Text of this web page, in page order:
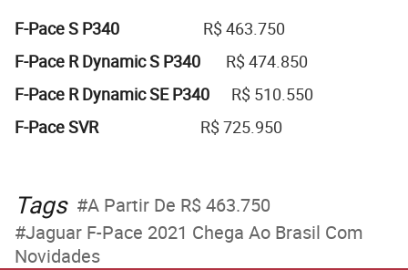
F-Pace S P340 R$ 463.750
F-Pace R Dynamic S P340 R$ 474.850
F-Pace R Dynamic SE P340 R$ 510.550
F-Pace SVRR$ 725.950
Tags
A Partir De R$ 463.750
Jaguar F-Pace 2021 Chega Ao Brasil Com
Novidades